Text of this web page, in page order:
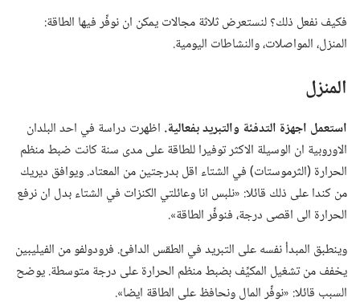
فكيف نفعل ذلك؟‏ لنستعرض ثلاثة مجالات يمكن ان نوفِّر فيها الطاقة:‏
المنزل،‏ المواصلات،‏ والنشاطات اليومية.‏
المنزل
استعمل اجهزة التدفئة والتبريد بفعالية.‏ اظهرت دراسة في احد البلدان
الاوروبية ان الوسيلة الاكثر توفيرا للطاقة على مدى سنة كانت ضبط منظم
الحرارة (‏الثرموستات)‏ في الشتاء اقل بدرجتين من المعتاد.‏ ويوافق ديريك
من كندا على ذلك قائلا:‏ «نلبس انا وعائلتي الكنزات في الشتاء بدل ان نرفع
الحرارة الى اقصى درجة،‏ فنوفِّر الطاقة».‏
وينطبق المبدأ نفسه على التبريد في الطقس الدافئ.‏ فرودولفو من الفيليبين
يخفف من تشغيل المكيِّف بضبط منظم الحرارة على درجة متوسطة.‏ يوضح
السبب قائلا:‏ «نوفِّر المال ونحافظ على الطاقة ايضا».‏